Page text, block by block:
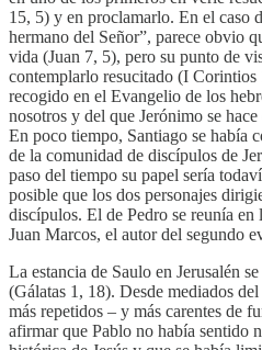
15, 5) y en proclamarlo. En el caso
hermano del Señor”, parece obvio
vida (Juan 7, 5), pero su punto de
contemplarlo resucitado (I
recogido en el Evangelio de los
nosotros y del que Jerónimo se
En poco tiempo, Santiago se había
de la comunidad de discípulos de
paso del tiempo su papel sería
posible que los dos personajes
discípulos. El de Pedro se reunía en
Juan Marcos, el autor del segundo
La estancia de Saulo en Jerusalén
(Gálatas 1, 18). Desde mediados
más repetidos – y más carentes de
afirmar que Pablo no había sentido